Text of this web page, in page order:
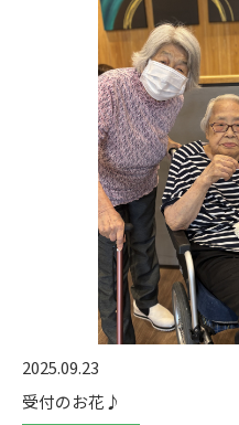
2025.09.23
受付のお花♪